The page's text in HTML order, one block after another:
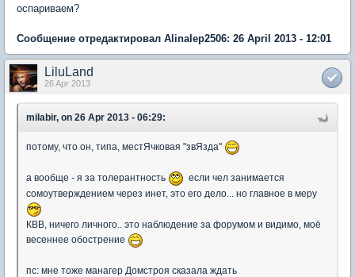
оспариваем?
Сообщение отредактировал Alinalep2506: 26 April 2013 - 12:01
LiluLand
26 Apr 2013
milabir, on 26 Apr 2013 - 06:29:
потому, что он, типа, местЯчковая "звЯзда"
а вообще - я за толерантность
если чел занимается
сомоутверждением через инет, это его дело... но главное в меру
КВВ, ничего личного.. это наблюдение за форумом и видимо, моё
весеннее обострение
пс: мне тоже манагер Домстроя сказала ждать